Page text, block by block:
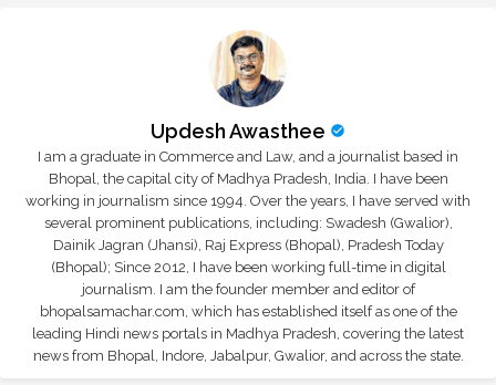
Updesh Awasthee
I am a graduate in Commerce and Law, and a journalist based in
Bhopal, the capital city of Madhya Pradesh, India. I have been
working in journalism since 1994. Over the years, I have served with
several prominent publications, including: Swadesh (Gwalior),
Dainik Jagran (Jhansi), Raj Express (Bhopal), Pradesh Today
(Bhopal); Since 2012, I have been working full-time in digital
journalism. I am the founder member and editor of
bhopalsamachar.com, which has established itself as one of the
leading Hindi news portals in Madhya Pradesh, covering the latest
news from Bhopal, Indore, Jabalpur, Gwalior, and across the state.